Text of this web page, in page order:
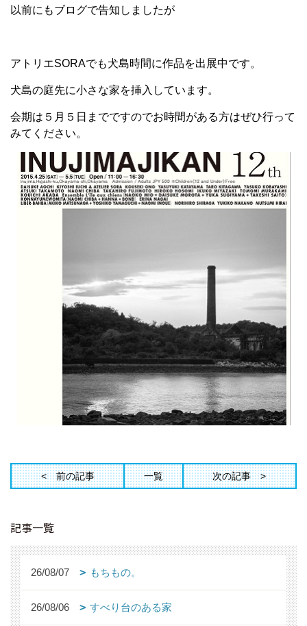
以前にもブログで告知しましたが
アトリエSORAでも犬島時間に作品を出展中です。
犬島の庭先に小さな家を挿入しています。
会期は５月５日までですのでお時間がある方はぜひ行って
みてください。
前の記事 一覧 次の記事
記事一覧
26/08/07 もちもの。
26/08/06 すべり台のある家